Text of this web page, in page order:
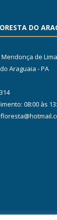
DO
de
Araguaia - PA
08:00 às